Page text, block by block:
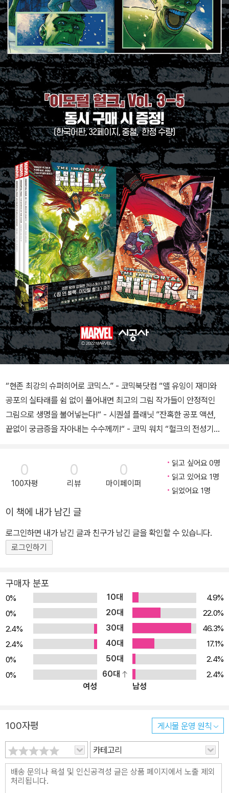
“현존 최강의 슈퍼히어로 코믹스.” - 코믹북닷컴 “앨 유잉이 재미와
공포의 실타래를 쉼 없이 풀어내면 최고의 그림 작가들이 안정적인
그림으로 생명을 불어넣는다!“ - 시퀀셜 플래닛 ”잔혹한 공포 액션,
끝없이 궁금증을 자아내는 수수께끼!“ - 코믹 워치 “헐크의 전성기를
NA “정제되지 않은 공포. 볼수록 더 보고 싶어진다.” - 코믹 워치 극
찬이 쏟아진 마블 코믹스 최고의 시리즈! 2019-2020 아이즈너상
우리는 브루스 배너를 믿는다 앨 유잉 지음 / 이규원 옮김 / 256쪽 시
스템을 부숴라! 섀도우 기지 팀, 감마 플라이트를 이끌며 헐크를 쫓는
포티언 장군은 수단 방법을 가리지 않고 반드시 승리해야 한다. 설령
새로운 어보미네이션을 만드는 한이 있더라도! 헐크와 섀도우 기지의
에 영향을 미치는데. 하지만 헐크에게도 나름의 계획이 있고, 도와줄
동료까지 생긴다. 그 한 명이 새로 부활한 릭 존스…. 그가 분노하지
않도록 하는 것이 신상에 좋다. 섀도우 기지와의 전쟁은 피비린내 나
는 결말을 맞고… 브루스 배너가 내리는 결단은 지구 전체에 영향을
미치는데! 수십억 년 후의 미래, 아홉 번째 우주는 별들의 파괴자 앞에
서 움츠러든다! 브루스 배너의 행보는 이제 막 시작되었다! 지구상에
서 가장 위험한 인간이 된 헐크. 인류를 상대로 전면전을 선포하는 데
필요한 모든 조건이 확보됐다! 불멸의 헐크는 지구의 권력자들을 상
않고 자연을 훼손해 온 록손 그룹. 그러나 피에 굶주린 괴물 CEO 미
노타우르는 결코 쉽게 쓰러질 상대가 아니었는데! 앨 유잉, 조 베넷,
루이 호세, 폴 마운츠가 참여한 「이모털 헐크(2018)」 #21-30 수록.
[2] 이모털 헐크 Vol. 4: 문을 지키는 자 앨 유잉 지음 / 이규원 옮김 /
248쪽 새로운 몬스터가 나타났다. 꼭 안아 주고픈, 사랑스러운, 어린
시절의 친구. 어디서나 환영받을 마스코트. 그렇다, 그 옛날 지구를 멸
0
100자평
0
리뷰
0
마이페이퍼
읽고 싶어요 0명
읽고 있어요 1명
읽었어요 1명
이 책에 내가 남긴 글
로그인하면 내가 남긴 글과 친구가 남긴 글을 확인할 수 있습니다.
로그인하기
구매자 분포
0% 10대
4.9%
0%
20대
22.0%
2.4%
30대
46.3%
2.4%
40대
17.1%
0%
50대
2.4%
0%
60대
2.4%
여성
남성
100자평 게시물 운영 원칙
카테고리